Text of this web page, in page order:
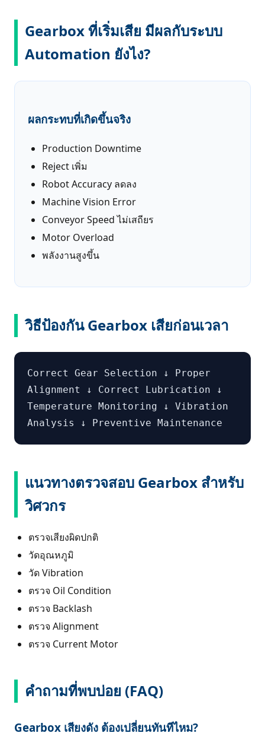
Gearbox ที่เริ่มเสีย มีผลกับระบบ
Automation ยังไง?
ผลกระทบที่เกิดขึ้นจริง
Production Downtime
Reject เพิ่ม
Robot Accuracy ลดลง
Machine Vision Error
Conveyor Speed ไม่เสถียร
Motor Overload
พลังงานสูงขึ้น
วิธีป้องกัน Gearbox เสียก่อนเวลา
Correct Gear Selection ↓ Proper
Alignment ↓ Correct Lubrication ↓
Temperature Monitoring ↓ Vibration
Analysis ↓ Preventive Maintenance
แนวทางตรวจสอบ Gearbox สำหรับ
วิศวกร
ตรวจเสียงผิดปกติ
วัดอุณหภูมิ
วัด Vibration
ตรวจ Oil Condition
ตรวจ Backlash
ตรวจ Alignment
ตรวจ Current Motor
คำถามที่พบบ่อย (FAQ)
Gearbox เสียงดัง ต้องเปลี่ยนทันทีไหม?